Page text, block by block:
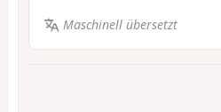
Maschinell übersetzt